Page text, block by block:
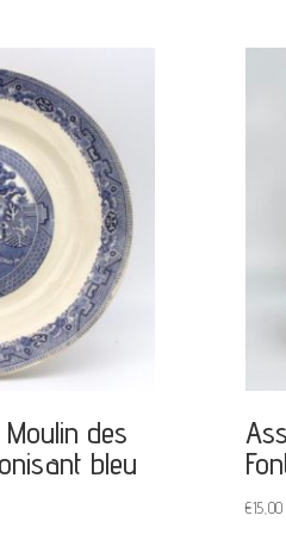
des
bleu
€15,00